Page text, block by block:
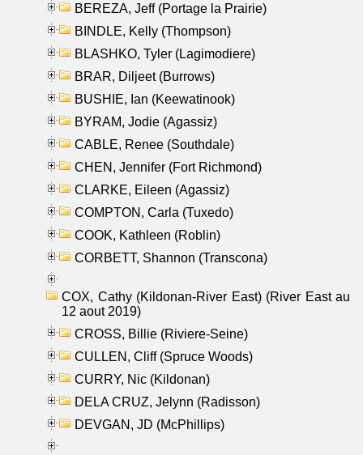
BEREZA, Jeff (Portage la Prairie)
BINDLE, Kelly (Thompson)
BLASHKO, Tyler (Lagimodiere)
BRAR, Diljeet (Burrows)
BUSHIE, Ian (Keewatinook)
BYRAM, Jodie (Agassiz)
CABLE, Renee (Southdale)
CHEN, Jennifer (Fort Richmond)
CLARKE, Eileen (Agassiz)
COMPTON, Carla (Tuxedo)
COOK, Kathleen (Roblin)
CORBETT, Shannon (Transcona)
COX, Cathy (Kildonan-River East) (River East au
12 aout 2019)
CROSS, Billie (Riviere-Seine)
CULLEN, Cliff (Spruce Woods)
CURRY, Nic (Kildonan)
DELA CRUZ, Jelynn (Radisson)
DEVGAN, JD (McPhillips)